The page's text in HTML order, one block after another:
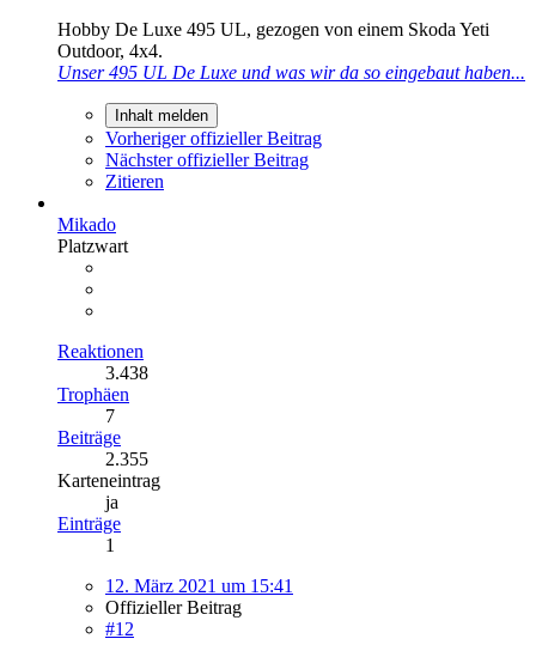
Hobby De Luxe 495 UL, gezogen von einem Skoda Yeti
Outdoor, 4x4.
Unser 495 UL De Luxe und was wir da so eingebaut haben...
Inhalt melden
Vorheriger offizieller Beitrag
Nächster offizieller Beitrag
Zitieren
Mikado
Platzwart
Reaktionen
3.438
Trophäen
7
Beiträge
2.355
Karteneintrag
ja
Einträge
1
12. März 2021 um 15:41
Offizieller Beitrag
#12